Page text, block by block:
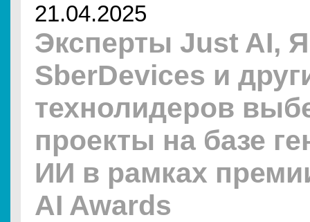
21.04.2025
Эксперты Just AI,
SberDevices и
технолидеров
проекты на базе
ИИ в рамках
AI Awards